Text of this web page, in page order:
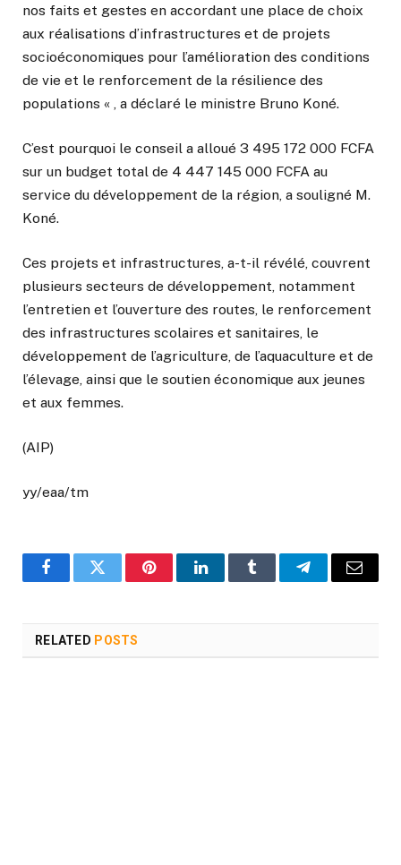
nos faits et gestes en accordant une place de choix
aux réalisations d’infrastructures et de projets
socioéconomiques pour l’amélioration des conditions
de vie et le renforcement de la résilience des
populations « , a déclaré le ministre Bruno Koné.
C’est pourquoi le conseil a alloué 3 495 172 000 FCFA
sur un budget total de 4 447 145 000 FCFA au
service du développement de la région, a souligné M.
Koné.
Ces projets et infrastructures, a-t-il révélé, couvrent
plusieurs secteurs de développement, notamment
l’entretien et l’ouverture des routes, le renforcement
des infrastructures scolaires et sanitaires, le
développement de l’agriculture, de l’aquaculture et de
l’élevage, ainsi que le soutien économique aux jeunes
et aux femmes.
(AIP)
yy/eaa/tm
FacebookTwitter PinterestLinkedInTumblr TelegramEmail
RELATED POSTS